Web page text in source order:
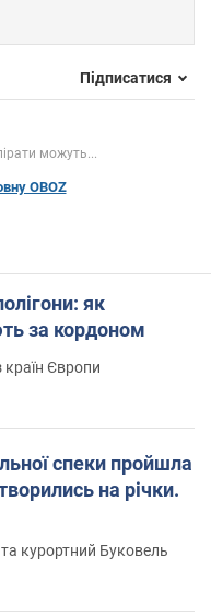
Підписатися
можуть...
OBOZ
як
за кордоном
країн Європи
спеки пройшла
на річки.
курортний Буковель